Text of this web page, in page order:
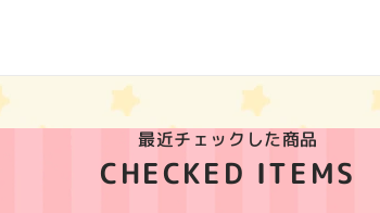
最近チェックした商品
CHECKED ITEMS